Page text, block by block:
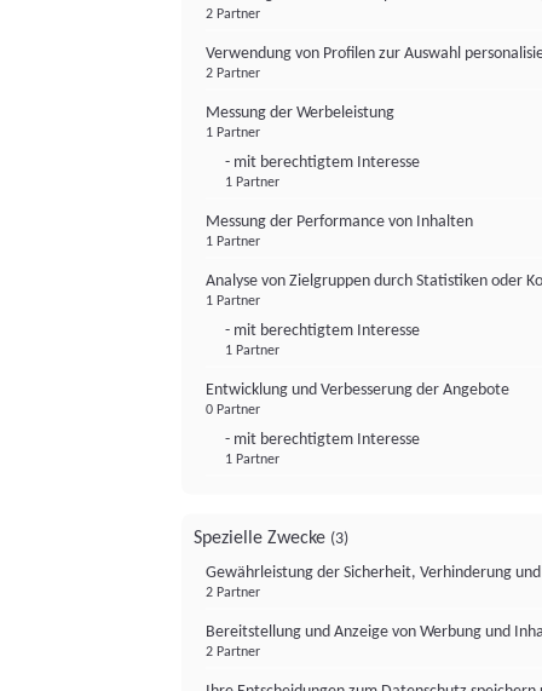
2 Partner
Verwendung von Profilen zur Auswahl
2 Partner
Messung der Werbeleistung
1 Partner
- mit berechtigtem Interesse
1 Partner
Messung der Performance von Inhalten
1 Partner
Analyse von Zielgruppen durch Statistiken oder
1 Partner
- mit berechtigtem Interesse
1 Partner
Entwicklung und Verbesserung der Angebote
0 Partner
- mit berechtigtem Interesse
1 Partner
Spezielle Zwecke (3)
Gewährleistung der Sicherheit, Verhinderung
2 Partner
Bereitstellung und Anzeige von Werbung und
2 Partner